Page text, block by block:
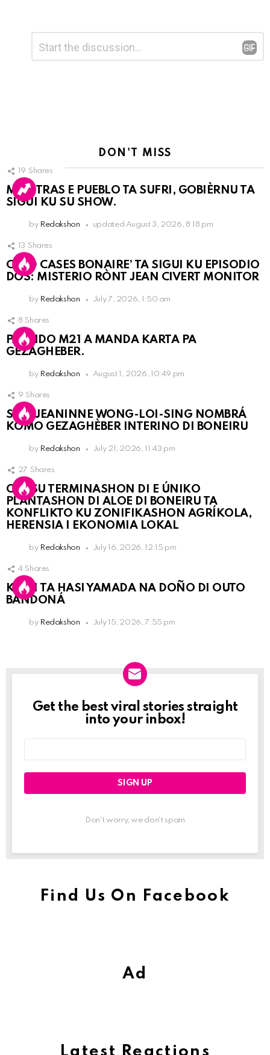
Reply
DON'T MISS
19 Shares
MIENTRAS E PUEBLO TA SUFRI, GOBIÈRNU TA
SIGUI KU SU SHOW.
by Redakshon updated August 3, 2026, 8:18 pm
13 Shares
COLD CASES BONAIRE’ TA SIGUI KU EPISODIO
DOS: MISTERIO RÒNT JEAN CIVERT MONITOR
by Redakshon July 7, 2026, 1:50 am
8 Shares
PARTIDO M21 A MANDA KARTA PA
GEZAGHEBER.
by Redakshon August 1, 2026, 10:49 pm
9 Shares
SRA. JEANINNE WONG-LOI-SING NOMBRÁ
KOMO GEZAGHÈBER INTERINO DI BONEIRU
by Redakshon July 21, 2026, 11:43 pm
27 Shares
OLB SU TERMINASHON DI E ÚNIKO
PLANTASHON DI ALOE DI BONEIRU TA
KONFLIKTO KU ZONIFIKASHON AGRÍKOLA,
HERENSIA I EKONOMIA LOKAL
by Redakshon July 16, 2026, 12:15 pm
4 Shares
KPCN TA HASI YAMADA NA DOÑO DI OUTO
BANDONÁ
by Redakshon July 15, 2026, 7:55 pm
Newslett
Get the best viral stories straight
into your inbox!
Don't worry, we don't spam
Find Us On Facebook
Ad